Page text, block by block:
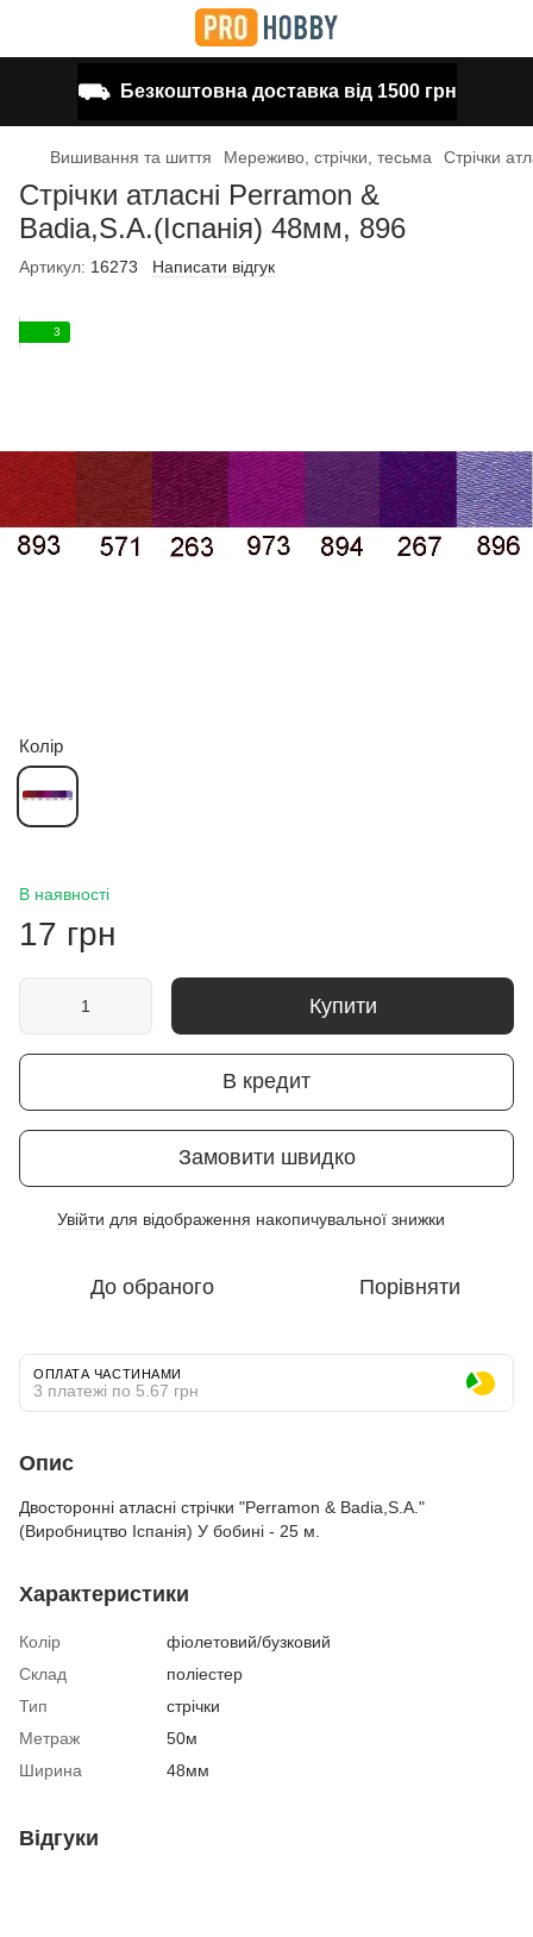
⛟ Безкоштовна доставка від 1500 грн
Вишивання та шиття Мереживо, стрічки, тесьма Стрічки
Стрічки атласні Perramon &
Badia,S.A.(Іспанія) 48мм, 896
Артикул: 16273 Написати відгук
3
Колір
В наявності
17 грн
Купити
В кредит
Замовити швидко
Увійти для відображення накопичувальної знижки
До обраного Порівняти
ОПЛАТА ЧАСТИНАМИ
3 платежі по 5.67 грн
Опис
Двосторонні атласні стрічки "Perramon & Badia,S.A."
(Виробництво Іспанія) У бобині - 25 м.
Характеристики
Колір
фіолетовий/бузковий
Склад
поліестер
Тип
стрічки
Метраж
50м
Ширина
48мм
Відгуки